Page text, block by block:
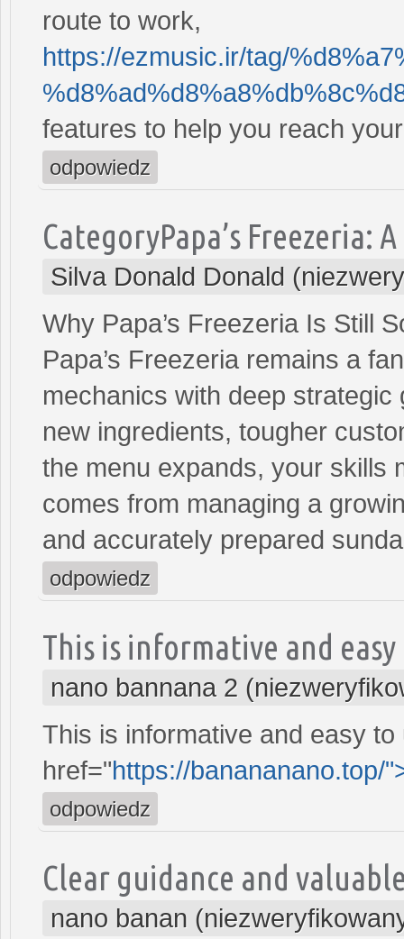
route to work,
https://ezmusic.ir/tag/
features to help you reach
odpowiedz
CategoryPapa’s Freezeria:
Silva Donald Donald
Why Papa’s Freezeria Is Still
Papa’s Freezeria remains a
mechanics with deep
new ingredients, tougher
the menu expands, your skills
comes from managing a
and accurately prepared
odpowiedz
This is informative and
nano bannana 2
This is informative and easy
href="https://banananano.top/
odpowiedz
Clear guidance and
nano banan